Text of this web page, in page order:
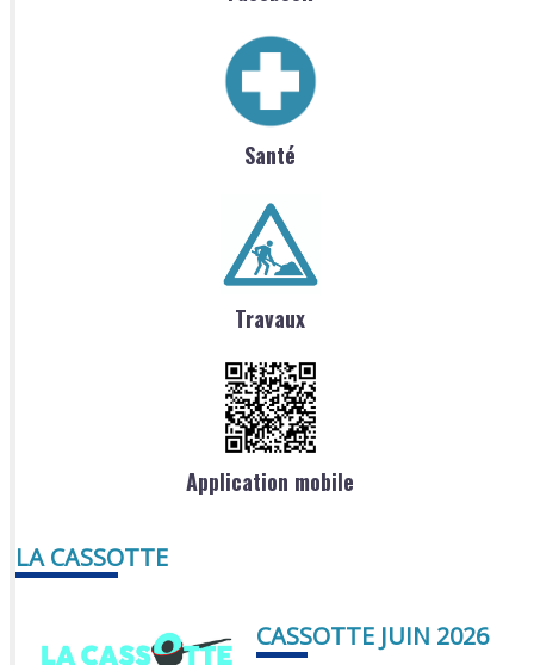
Santé
Travaux
Application mobile
LA CASSOTTE
CASSOTTE JUIN 2026